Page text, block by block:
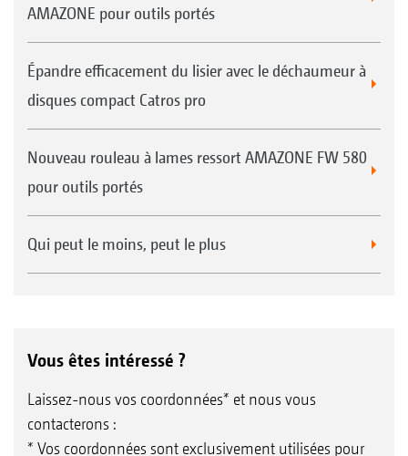
AMAZONE pour outils portés
Épandre efficacement du lisier avec le déchaumeur à
disques compact Catros pro
Nouveau rouleau à lames ressort AMAZONE FW 580
pour outils portés
Qui peut le moins, peut le plus
Vous êtes intéressé ?
Laissez-nous vos coordonnées* et nous vous
contacterons :
* Vos coordonnées sont exclusivement utilisées pour